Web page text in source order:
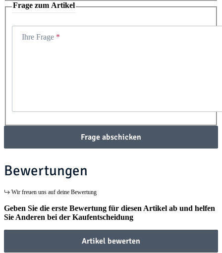
Frage zum Artikel
Ihre Frage
Frage abschicken
Bewertungen
Wir freuen uns auf deine Bewertung
Geben Sie die erste Bewertung für diesen Artikel ab und helfen
Sie Anderen bei der Kaufentscheidung
Artikel bewerten